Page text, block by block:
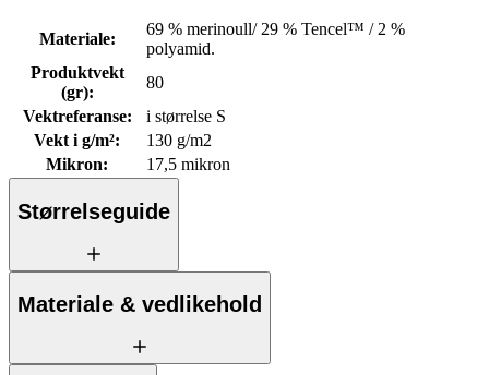
Materiale:
69 % merinoull/ 29 % Tencel™ / 2 %
polyamid.
Produktvekt
(gr):
80
Vektreferanse:
i størrelse S
Vekt i g/m²:
130 g/m2
Mikron: 17,5 mikron
Størrelseguide
Materiale & vedlikehold